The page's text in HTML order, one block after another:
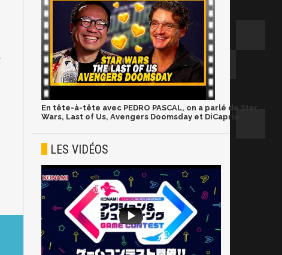
En tête-à-tête avec PEDRO PASCAL, on a parlé de Star
Wars, Last of Us, Avengers Doomsday et DiCaprio
LES VIDÉOS